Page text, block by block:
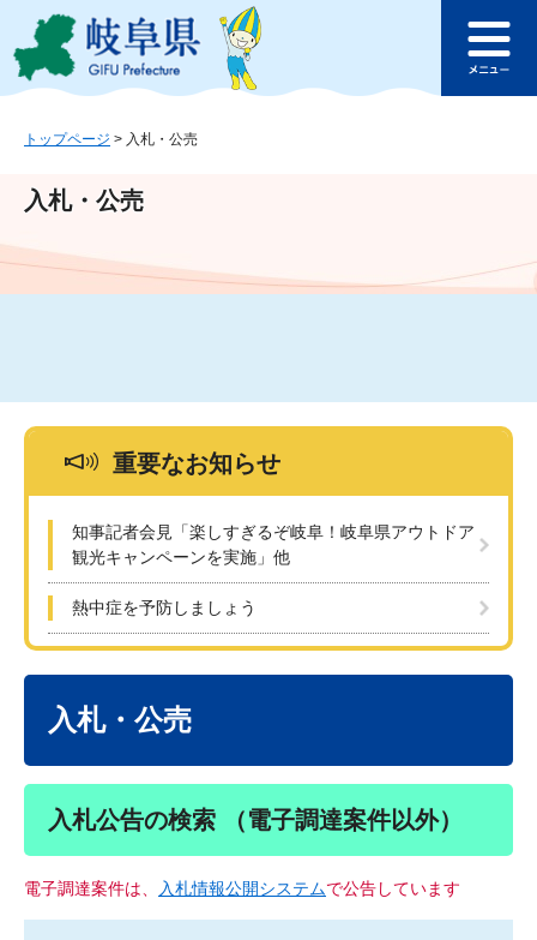
ジ
ュ
文
このページの本文へ
ュ
トップページ > 入札・公売
入札・公売
重要なお知らせ
知事記者会見「楽しすぎるぞ岐阜！岐阜県アウトドア
観光キャンペーンを実施」他
熱中症を予防しましょう
入札・公売
入札公告の検索 （電子調達案件以外）
電子調達案件は、 入札情報公開システムで公告しています